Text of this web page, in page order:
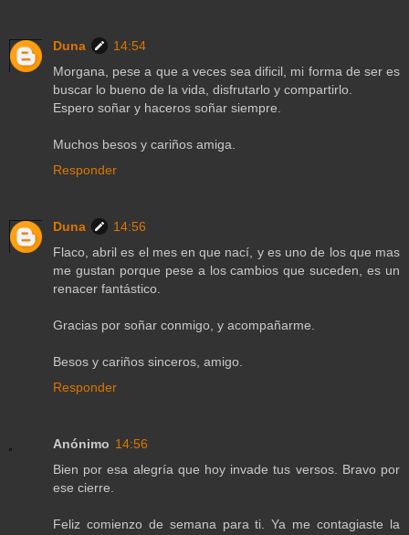
Duna
14:54
Morgana, pese a que a veces sea dificil, mi forma de ser es
buscar lo bueno de la vida, disfrutarlo y compartirlo.
Espero soñar y haceros soñar siempre.
Muchos besos y cariños amiga.
Responder
Duna
14:56
Flaco, abril es el mes en que nací, y es uno de los que mas
me gustan porque pese a los cambios que suceden, es un
renacer fantástico.
Gracias por soñar conmigo, y acompañarme.
Besos y cariños sinceros, amigo.
Responder
Anónimo 14:56
Bien por esa alegría que hoy invade tus versos. Bravo por
ese cierre.
Feliz comienzo de semana para ti. Ya me contagiaste la